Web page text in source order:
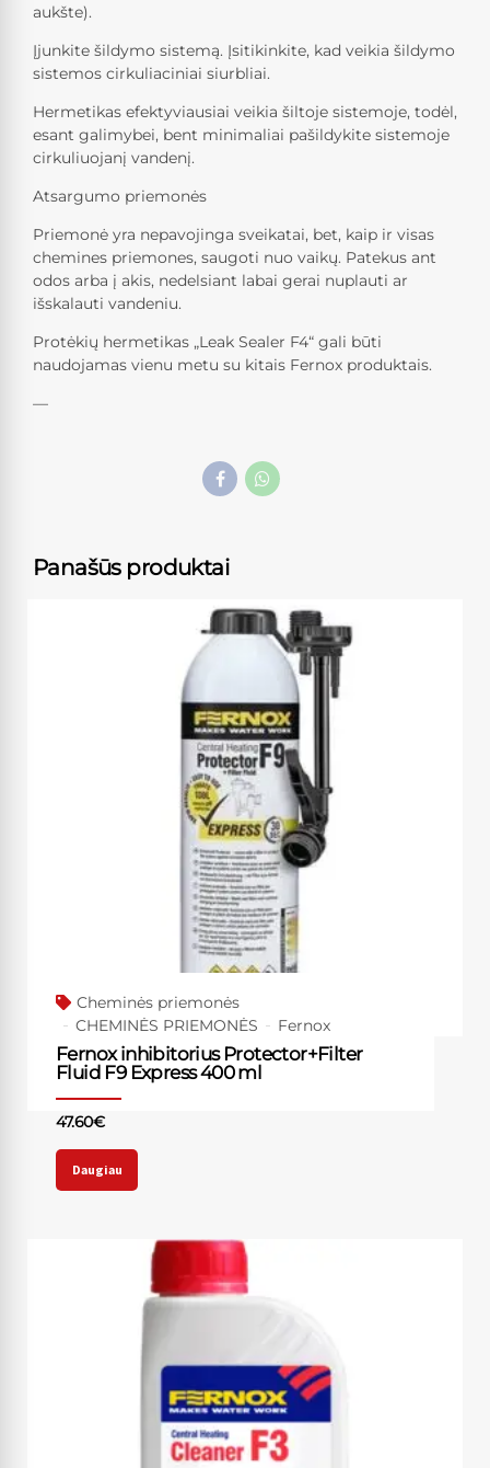
aukšte).
Įjunkite šildymo sistemą. Įsitikinkite, kad veikia šildymo
sistemos cirkuliaciniai siurbliai.
Hermetikas efektyviausiai veikia šiltoje sistemoje, todėl,
esant galimybei, bent minimaliai pašildykite sistemoje
cirkuliuojanį vandenį.
Atsargumo priemonės
Priemonė yra nepavojinga sveikatai, bet, kaip ir visas
chemines priemones, saugoti nuo vaikų. Patekus ant
odos arba į akis, nedelsiant labai gerai nuplauti ar
išskalauti vandeniu.
Protėkių hermetikas „Leak Sealer F4“ gali būti
naudojamas vienu metu su kitais Fernox produktais.
—
Panašūs produktai
Cheminės priemonės
CHEMINĖS PRIEMONĖS
Fernox
Fernox inhibitorius Protector+Filter
Fluid F9 Express 400 ml
47.60€
Daugiau